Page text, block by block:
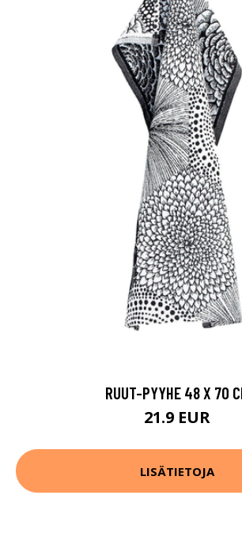
RUUT-PYYHE 48 X 70
21.9 EUR
LISÄTIETOJA